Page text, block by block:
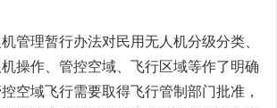
管理暂行办法对民用无人机分级分类、
操作、管控空域、飞行区域等作了明确
空域飞行需要取得飞行管制部门批准，